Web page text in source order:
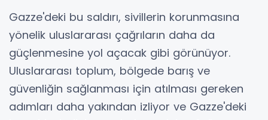
Gazze'deki bu saldırı, sivillerin korunmasına
yönelik uluslararası çağrıların daha da
güçlenmesine yol açacak gibi görünüyor.
Uluslararası toplum, bölgede barış ve
güvenliğin sağlanması için atılması gereken
adımları daha yakından izliyor ve Gazze'deki